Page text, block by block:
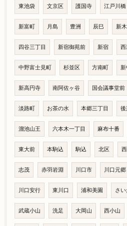
東池袋 文京区 護国寺 江戸川橋
新富町 月島 豊洲 辰巳 新
四谷三丁目 新宿御苑前 新宿 西
中野富士見町 杉並区 方南町
新高円寺 南阿佐ヶ谷 国会議事堂前
淡路町 お茶の水 本郷三丁目 後
溜池山王 六本木一丁目 麻布十番
東大前 本駒込 駒込 北区
志茂 赤羽岩淵 川口市 川口元郷
川口安行 東川口 浦和美園 さ
武蔵小山 洗足 大岡山 西小山